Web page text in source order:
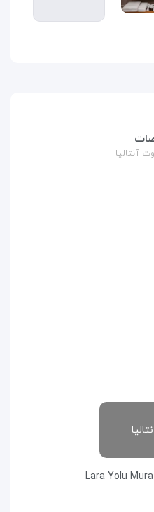
آنتالیا
Lara Yolu